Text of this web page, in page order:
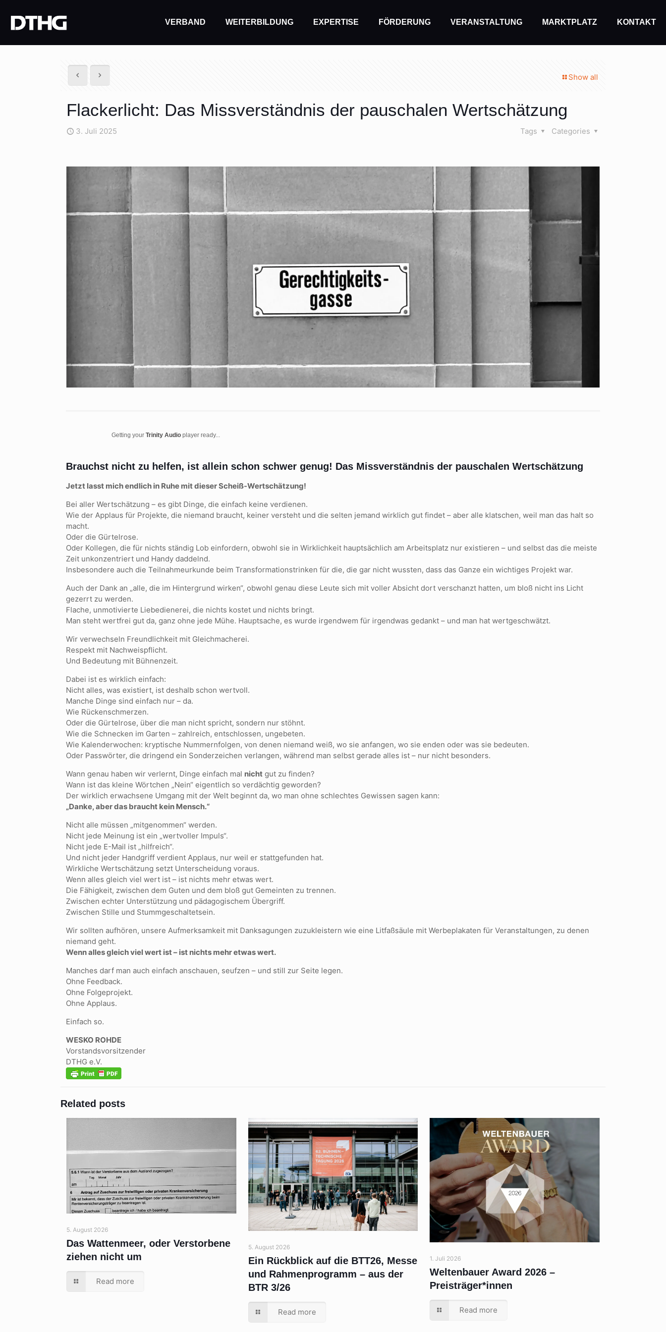
VERBAND WEITERBILDUNG EXPERTISE FÖRDERUNG VERANSTALTUNG MARKTPLATZ KONTAKT
Show all
Flackerlicht: Das Missverständnis der pauschalen Wertschätzung
3. Juli 2025 Categories
Tags
Getting your Trinity Audio player ready...
Brauchst nicht zu helfen, ist allein schon schwer genug! Das Missverständnis der pauschalen Wertschätzung
Jetzt lasst mich endlich in Ruhe mit dieser Scheiß-Wertschätzung!
Bei aller Wertschätzung – es gibt Dinge, die einfach keine verdienen.
Wie der Applaus für Projekte, die niemand braucht, keiner versteht und die selten jemand wirklich gut findet – aber alle klatschen, weil man das halt so
macht.
Oder die Gürtelrose.
Oder Kollegen, die für nichts ständig Lob einfordern, obwohl sie in Wirklichkeit hauptsächlich am Arbeitsplatz nur existieren – und selbst das die meiste
Zeit unkonzentriert und Handy daddelnd.
Insbesondere auch die Teilnahmeurkunde beim Transformationstrinken für die, die gar nicht wussten, dass das Ganze ein wichtiges Projekt war.
Auch der Dank an „alle, die im Hintergrund wirken“, obwohl genau diese Leute sich mit voller Absicht dort verschanzt hatten, um bloß nicht ins Licht
gezerrt zu werden.
Flache, unmotivierte Liebedienerei, die nichts kostet und nichts bringt.
Man steht wertfrei gut da, ganz ohne jede Mühe. Hauptsache, es wurde irgendwem für irgendwas gedankt – und man hat wertgeschwätzt.
Wir verwechseln Freundlichkeit mit Gleichmacherei.
Respekt mit Nachweispflicht.
Und Bedeutung mit Bühnenzeit.
Dabei ist es wirklich einfach:
Nicht alles, was existiert, ist deshalb schon wertvoll.
Manche Dinge sind einfach nur – da.
Wie Rückenschmerzen.
Oder die Gürtelrose, über die man nicht spricht, sondern nur stöhnt.
Wie die Schnecken im Garten – zahlreich, entschlossen, ungebeten.
Wie Kalenderwochen: kryptische Nummernfolgen, von denen niemand weiß, wo sie anfangen, wo sie enden oder was sie bedeuten.
Oder Passwörter, die dringend ein Sonderzeichen verlangen, während man selbst gerade alles ist – nur nicht besonders.
Wann genau haben wir verlernt, Dinge einfach mal nicht gut zu finden?
Wann ist das kleine Wörtchen „Nein“ eigentlich so verdächtig geworden?
Der wirklich erwachsene Umgang mit der Welt beginnt da, wo man ohne schlechtes Gewissen sagen kann:
„Danke, aber das braucht kein Mensch.“
Nicht alle müssen „mitgenommen“ werden.
Nicht jede Meinung ist ein „wertvoller Impuls“.
Nicht jede E-Mail ist „hilfreich“.
Und nicht jeder Handgriff verdient Applaus, nur weil er stattgefunden hat.
Wirkliche Wertschätzung setzt Unterscheidung voraus.
Wenn alles gleich viel wert ist – ist nichts mehr etwas wert.
Die Fähigkeit, zwischen dem Guten und dem bloß gut Gemeinten zu trennen.
Zwischen echter Unterstützung und pädagogischem Übergriff.
Zwischen Stille und Stummgeschaltetsein.
Wir sollten aufhören, unsere Aufmerksamkeit mit Danksagungen zuzukleistern wie eine Litfaßsäule mit Werbeplakaten für Veranstaltungen, zu denen
niemand geht.
Wenn alles gleich viel wert ist – ist nichts mehr etwas wert.
Manches darf man auch einfach anschauen, seufzen – und still zur Seite legen.
Ohne Feedback.
Ohne Folgeprojekt.
Ohne Applaus.
Einfach so.
WESKO ROHDE
Vorstandsvorsitzender
DTHG e.V.
Related posts
5. August 2026
Das Wattenmeer, oder Verstorbene
ziehen nicht um
Read more
5. August 2026
Ein Rückblick auf die BTT26, Messe
und Rahmenprogramm – aus der
BTR 3/26
Read more
1. Juli 2026
Weltenbauer Award 2026 –
Preisträger*innen
Read more